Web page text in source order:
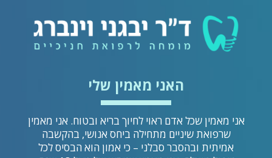
האני מאמין שלי
אני מאמין שכל אדם ראוי לחיוך בריא ובטוח. אני מאמין
שרפואת שיניים מתחילה ביחס אנושי, בהקשבה
אמיתית ובהסבר סבלני – כי אמון הוא הבסיס לכל